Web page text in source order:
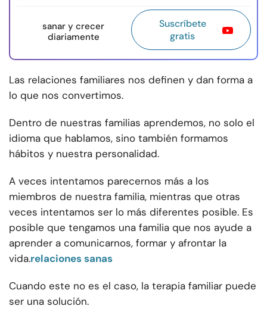
sanar y crecer
diariamente
Suscríbete
gratis
Las relaciones familiares nos definen y dan forma a
lo que nos convertimos.
Dentro de nuestras familias aprendemos, no solo el
idioma que hablamos, sino también formamos
hábitos y nuestra personalidad.
A veces intentamos parecernos más a los
miembros de nuestra familia, mientras que otras
veces intentamos ser lo más diferentes posible. Es
posible que tengamos una familia que nos ayude a
aprender a comunicarnos, formar y afrontar la
vida.relaciones sanas
Cuando este no es el caso, la terapia familiar puede
ser una solución.